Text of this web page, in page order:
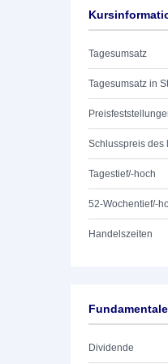
Tagesumsatz
Tagesumsatz in
Schlusspreis des
Tagestief/-hoch
52-Wochentief/-
Handelszeiten
Dividende